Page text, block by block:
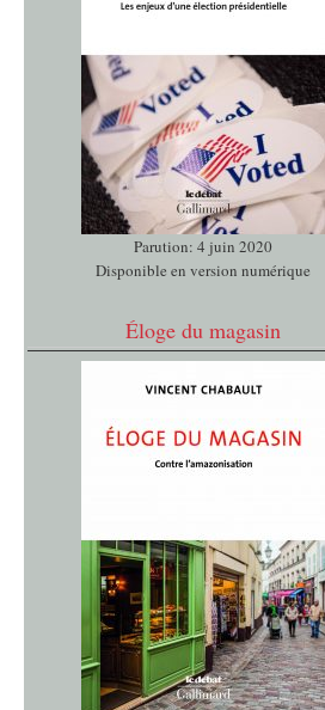
Parution: 4 juin 2020
Disponible en version numérique
Éloge du magasin